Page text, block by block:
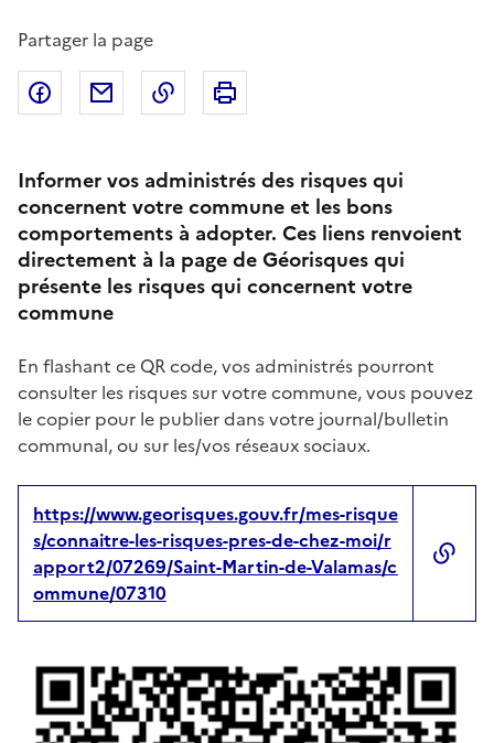
Partager la page
Partager sur Facebook
Partager par emailCopier dans le presse-papier
Informer vos administrés des risques qui
concernent votre commune et les bons
comportements à adopter. Ces liens renvoient
directement à la page de Géorisques qui
présente les risques qui concernent votre
commune
En flashant ce QR code, vos administrés pourront
consulter les risques sur votre commune, vous pouvez
le copier pour le publier dans votre journal/bulletin
communal, ou sur les/vos réseaux sociaux.
https://www.georisques.gouv.fr/mes-risque
s/connaitre-les-risques-pres-de-chez-moi/r
apport2/07269/Saint-Martin-de-Valamas/c
ommune/07310